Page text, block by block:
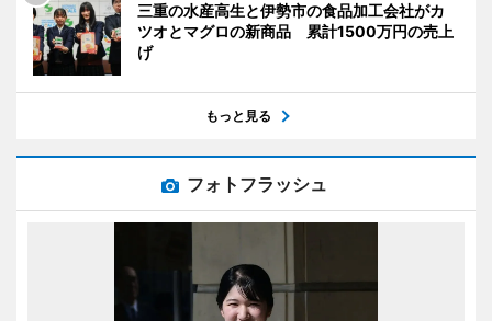
三重の水産高生と伊勢市の食品加工会社がカ
ツオとマグロの新商品 累計1500万円の売上
げ
もっと見る
フォトフラッシュ